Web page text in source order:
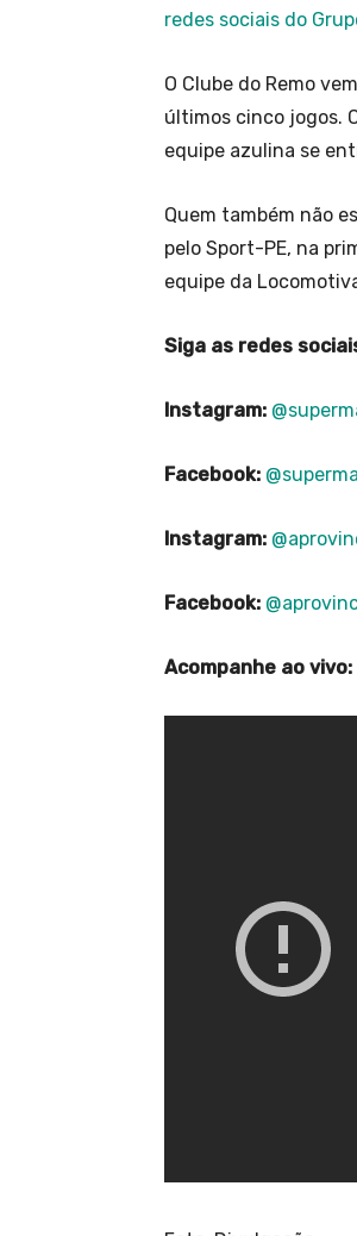
redes sociais do
O Clube do Remo
últimos cinco jogos.
equipe azulina se
Quem também não
pelo Sport-PE, na
equipe da
Siga as redes
Instagram:
Facebook:
Instagram:
Facebook:
Acompanhe ao vivo: